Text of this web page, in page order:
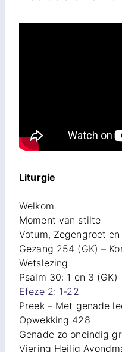
Liturgie
Welkom
Moment van stilte
Votum, Zegengroet en
Gezang 254 (GK) –
Wetslezing
Psalm 30: 1 en 3 (GK)
Efeze 2: 1-22
Preek – Met genade
Opwekking 428
Genade zo oneindig
Viering Heilig